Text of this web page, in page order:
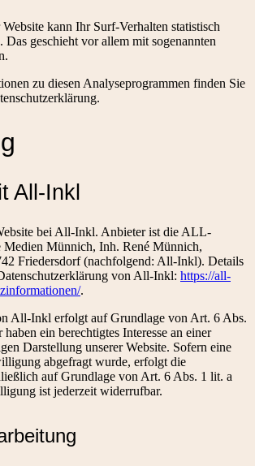
kann Ihr Surf-Verhalten statistisch
Das geschieht vor allem mit sogenannten
zu diesen Analyseprogrammen finden Sie
All-Inkl
bei All-Inkl. Anbieter ist die ALL-
Münnich, Inh. René Münnich,
Friedersdorf (nachfolgend: All-Inkl). Details
von All-Inkl: https://all-
.
All-Inkl erfolgt auf Grundlage von Art. 6 Abs.
ein berechtigtes Interesse an einer
Darstellung unserer Website. Sofern eine
abgefragt wurde, erfolgt die
auf Grundlage von Art. 6 Abs. 1 lit. a
ist jederzeit widerrufbar.